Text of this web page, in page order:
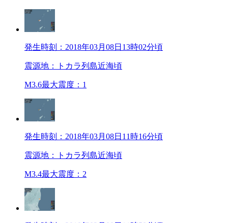
発生時刻：2018年03月08日13時02分頃
震源地：トカラ列島近海頃
M3.6最大震度：1
発生時刻：2018年03月08日11時16分頃
震源地：トカラ列島近海頃
M3.4最大震度：2